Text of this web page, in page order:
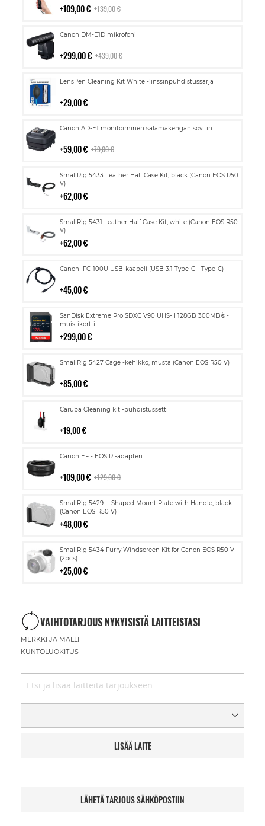
109,00 € 139,00 €
Canon DM-E1D mikrofoni
299,00 € 439,00 €
Lisää
LensPen Cleaning Kit White -linssinpuhdistussarja
29,00 €
Lisää
Canon AD-E1 monitoiminen salamakengän sovitin
59,00 € 79,00 €
Lisää
SmallRig 5433 Leather Half Case Kit, black (Canon EOS R50
V)
62,00 €
Lisää
ostoskoriin
SmallRig 5431 Leather Half Case Kit, white (Canon EOS R50
V)
62,00 €
Lisää
ostoskoriin
Canon IFC-100U USB-kaapeli (USB 3.1 Type-C - Type-C)
45,00 €
Lisää
SanDisk Extreme Pro SDXC V90 UHS-II 128GB 300MB/s -
muistikortti
299,00 €
Lisää
ostoskoriin
SmallRig 5427 Cage -kehikko, musta (Canon EOS R50 V)
85,00 €
Lisää
Caruba Cleaning kit -puhdistussetti
19,00 €
Lisää
Canon EF - EOS R -adapteri
109,00 € 129,00 €
Lisää
SmallRig 5429 L-Shaped Mount Plate with Handle, black
(Canon EOS R50 V)
48,00 €
Lisää
ostoskoriin
SmallRig 5434 Furry Windscreen Kit for Canon EOS R50 V
(2pcs)
25,00 €
Lisää
ostoskoriin
VAIHTOTARJOUS NYKYISISTÄ LAITTEISTASI
MERKKI JA MALLI
KUNTOLUOKITUS
LISÄÄ LAITE
LÄHETÄ TARJOUS SÄHKÖPOSTIIN